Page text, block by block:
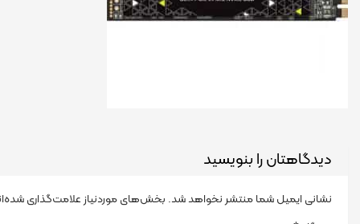
دیدگاهتان را بنویسید
نشانی ایمیل شما منتشر نخواهد شد. بخش‌های موردنیاز علامت‌گذاری